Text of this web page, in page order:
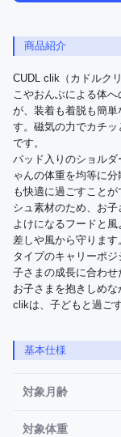
商品紹介
CUDL clik（カドルク
こやおんぶによる体
が、装着も着脱も簡
す。磁気の力でカチ
です。
パッド入りのショル
ゃんの体重を均等に
も快適に過ごすこと
シュ素材のため、お
よけになるフードと
差しや風から守りま
タイプのキャリーポ
子さまの成長に合わせ
お子さまを抱きしめ
clikは、子どもと過ご
基本仕様
対象月齢
対象体重